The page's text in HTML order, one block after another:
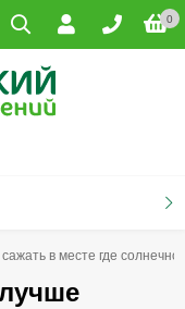
0
в месте где солнечно